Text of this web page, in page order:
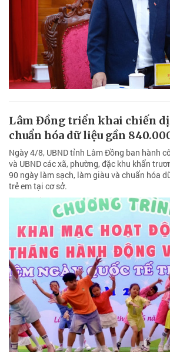
Lâm Đồng triển khai chiến
chuẩn hóa dữ liệu gần
Ngày 4/8, UBND tỉnh Lâm Đồng ban hành
và UBND các xã, phường, đặc khu khẩn
90 ngày làm sạch, làm giàu và chuẩn hóa
trẻ em tại cơ sở.